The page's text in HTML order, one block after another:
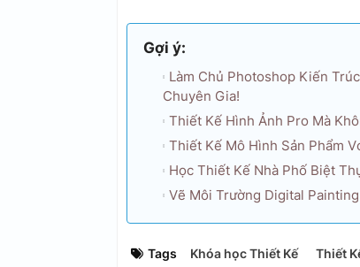
Gợi ý:
Làm Chủ Photoshop Kiến
Chuyên Gia!
Thiết Kế Hình Ảnh Pro Mà
Thiết Kế Mô Hình Sản Phẩm
Học Thiết Kế Nhà Phố Biệt
Vẽ Môi Trường Digital
Tags Khóa học Thiết Kế Thiết